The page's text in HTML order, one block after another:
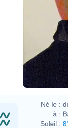
Né le :
à :
Soleil :